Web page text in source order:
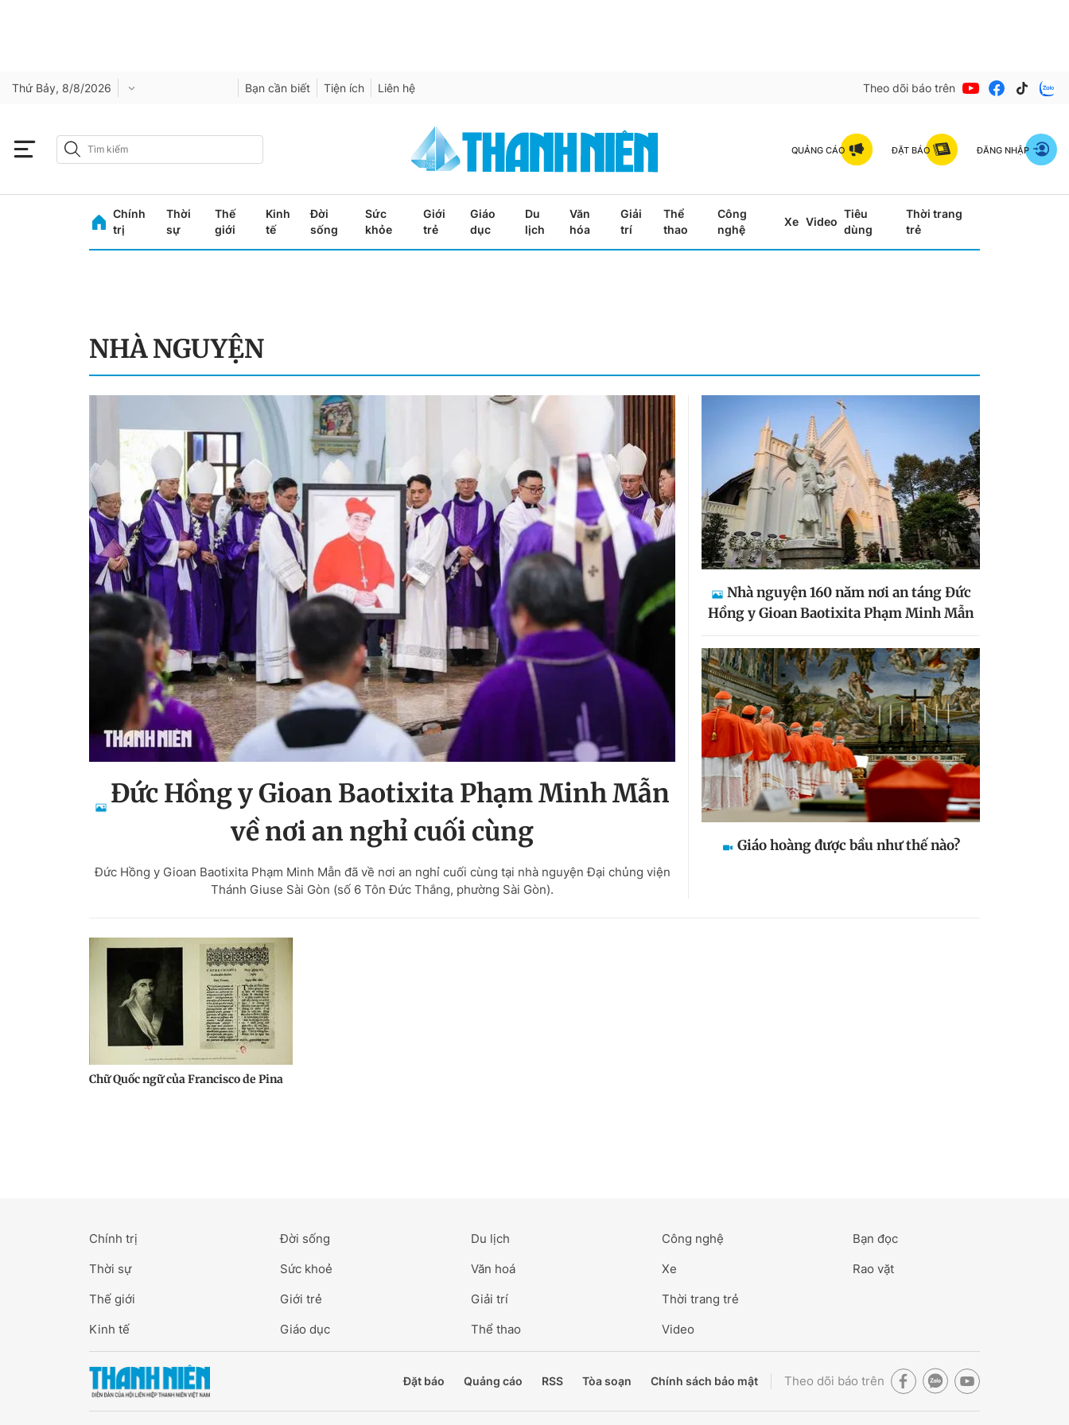
Thứ Bảy, 8/8/2026 Bạn cần biết Tiện ích Liên hệ Theo dõi báo trên
QUẢNG CÁO ĐẶT BÁO ĐĂNG NHẬP
Chính
trị
Thời
sự
Thế
giới
Kinh
tế
Đời
sống
Sức
khỏe
Giới
trẻ
Giáo
dục
Du
lịch
Văn
hóa
Giải
trí
Thể
thao
Công
nghệ
Xe Video
Tiêu
dùng
Thời trang
trẻ
NHÀ NGUYỆN
Đức Hồng y Gioan Baotixita Phạm Minh Mẫn
về nơi an nghỉ cuối cùng
Đức Hồng y Gioan Baotixita Phạm Minh Mẫn đã về nơi an nghỉ cuối cùng tại nhà nguyện Đại chủng viện
Thánh Giuse Sài Gòn (số 6 Tôn Đức Thắng, phường Sài Gòn).
Nhà nguyện 160 năm nơi an táng Đức
Hồng y Gioan Baotixita Phạm Minh Mẫn
Giáo hoàng được bầu như thế nào?
Chữ Quốc ngữ của Francisco de Pina
Chính trị
Thời sự
Thế giới
Kinh tế
Đời sống
Sức khoẻ
Giới trẻ
Giáo dục
Du lịch
Văn hoá
Giải trí
Thể thao
Công nghệ
Xe
Thời trang trẻ
Video
Bạn đọc
Rao vặt
Đặt báo Quảng cáo RSS Tòa soạn Chính sách bảo mật Theo dõi báo trên